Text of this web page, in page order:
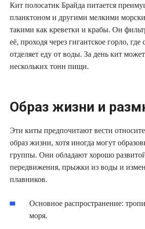
Кит полосатик Брайда питается
планктоном и другими мелкими
такими как креветки и крабы. Он
её, проходя через гигантское горло, где
отделяет еду от воды. За день кит
нескольких тонн пищи.
Образ жизни и
Эти киты предпочитают вести
образ жизни, хотя иногда могут
группы. Они обладают хорошо
передвижения, прыжки из воды и
плавников.
Основное распространение:
моря.